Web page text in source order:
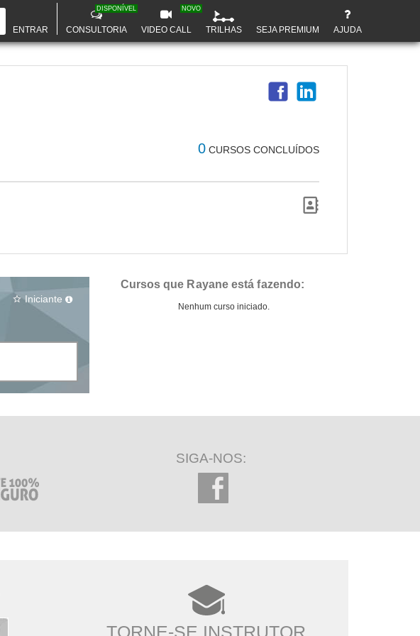
ENTRAR CONSULTORIA
DISPONÍVEL
VIDEO CALL
NOVO
TRILHAS SEJA PREMIUM AJUDA
0 CURSOS CONCLUÍDOS
star_border Iniciante
Cursos que Rayane está fazendo:
Nenhum curso iniciado.
SIGA-NOS:
TORNE-SE INSTRUTOR